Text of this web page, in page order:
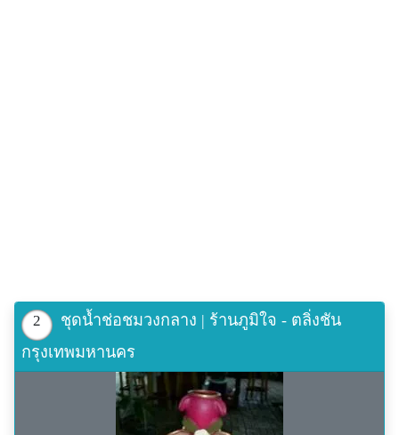
2
ชุดน้ำช่อชมวงกลาง | ร้านภูมิใจ - ตลิ่งชัน
กรุงเทพมหานคร